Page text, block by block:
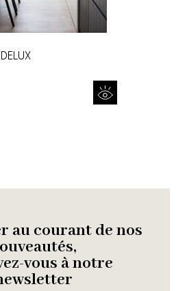
au courant de nos
vous à notre